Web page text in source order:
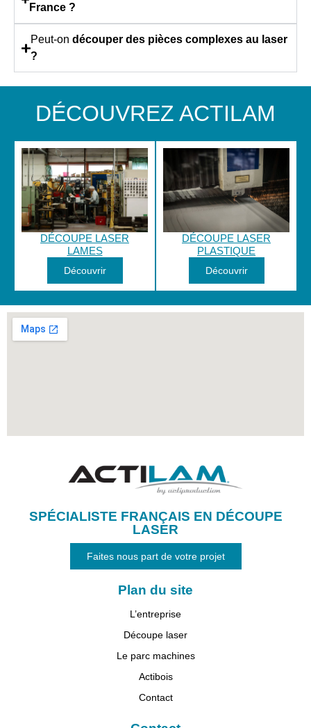
France ?
Peut-on découper des pièces complexes au laser
?
DÉCOUVREZ ACTILAM
DÉCOUPE LASER
LAMES
Découvrir
DÉCOUPE LASER
PLASTIQUE
Découvrir
SPÉCIALISTE FRANÇAIS EN DÉCOUPE
LASER
Faites nous part de votre projet
Plan du site
L’entreprise
Découpe laser
Le parc machines
Actibois
Contact